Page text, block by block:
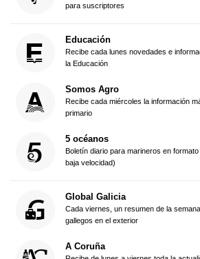
para suscriptores
Educación
Recibe cada lunes novedades e
la Educación
Somos Agro
Recibe cada miércoles la información
primario
5 océanos
Boletín diario para marineros en
baja velocidad)
Global Galicia
Cada viernes, un resumen de la
gallegos en el exterior
A Coruña